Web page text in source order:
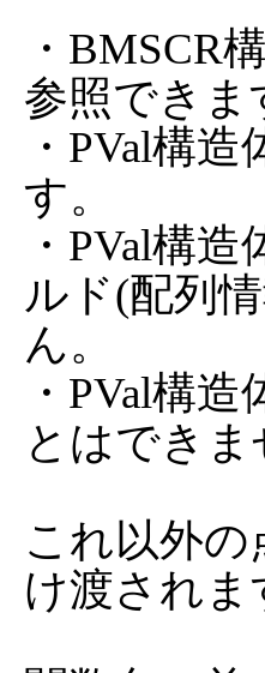
・BMSCR
参照できま
・PVal構
す。
・PVal構
ルド(配列
ん。
・PVal構
とはできま
これ以外の
け渡されま